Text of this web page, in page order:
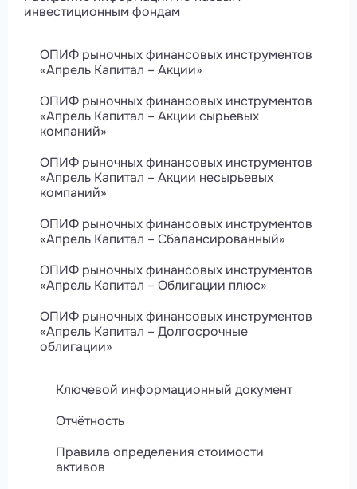
инвестиционным фондам
ОПИФ рыночных финансовых инструментов
«Апрель Капитал – Акции»
ОПИФ рыночных финансовых инструментов
«Апрель Капитал – Акции сырьевых
компаний»
ОПИФ рыночных финансовых инструментов
«Апрель Капитал – Акции несырьевых
компаний»
ОПИФ рыночных финансовых инструментов
«Апрель Капитал – Сбалансированный»
ОПИФ рыночных финансовых инструментов
«Апрель Капитал – Облигации плюс»
ОПИФ рыночных финансовых инструментов
«Апрель Капитал – Долгосрочные
облигации»
Ключевой информационный документ
Отчётность
Правила определения стоимости
активов